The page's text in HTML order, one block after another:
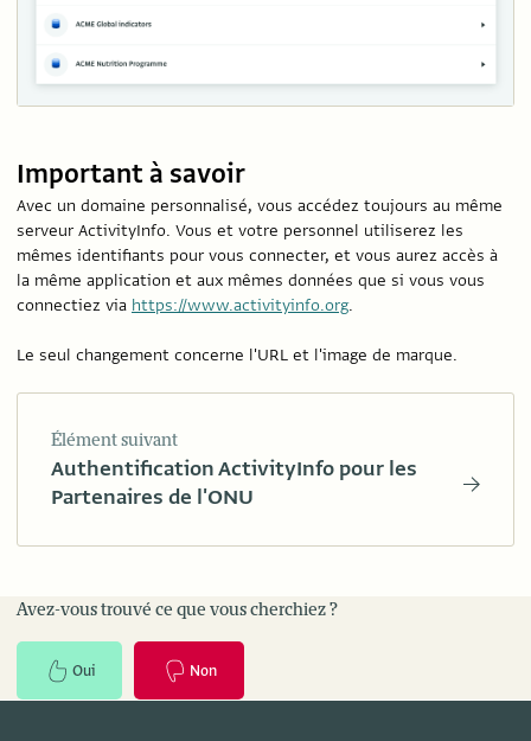
Important à savoir
Avec un domaine personnalisé, vous accédez toujours au même
serveur ActivityInfo. Vous et votre personnel utiliserez les
mêmes identifiants pour vous connecter, et vous aurez accès à
la même application et aux mêmes données que si vous vous
connectiez via https://www.activityinfo.org.
Le seul changement concerne l'URL et l'image de marque.
Élément suivant
Authentification ActivityInfo pour les
Partenaires de l'ONU
Avez-vous trouvé ce que vous cherchiez ?
Oui Non